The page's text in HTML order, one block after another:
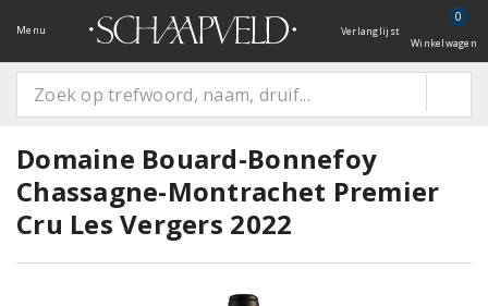
Menu Verlanglijst
0
Winkelwagen
Domaine Bouard-Bonnefoy
Chassagne-Montrachet Premier
Cru Les Vergers 2022